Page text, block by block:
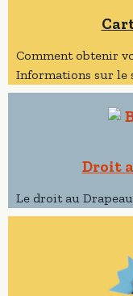
Comment obtenir
Informations sur le
Droit
Le droit au